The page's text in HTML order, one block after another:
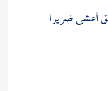
أعشى ضريرا